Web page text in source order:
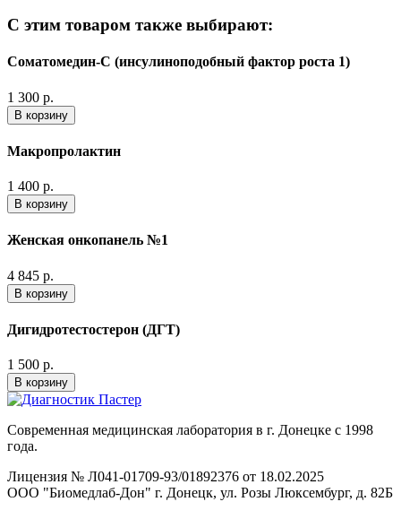
С этим товаром также выбирают:
Соматомедин-С (инсулиноподобный фактор роста 1)
1 300 р.
В корзину
Макропролактин
1 400 р.
В корзину
Женская онкопанель №1
4 845 р.
В корзину
Дигидротестостерон (ДГТ)
1 500 р.
В корзину
Современная медицинская лаборатория в г. Донецке с 1998
года.
Лицензия № Л041-01709-93/01892376 от 18.02.2025
ООО "Биомедлаб-Дон" г. Донецк, ул. Розы Люксембург, д. 82Б